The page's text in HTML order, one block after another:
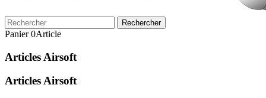
Rechercher
Panier 0Article
Articles Airsoft
Articles Airsoft